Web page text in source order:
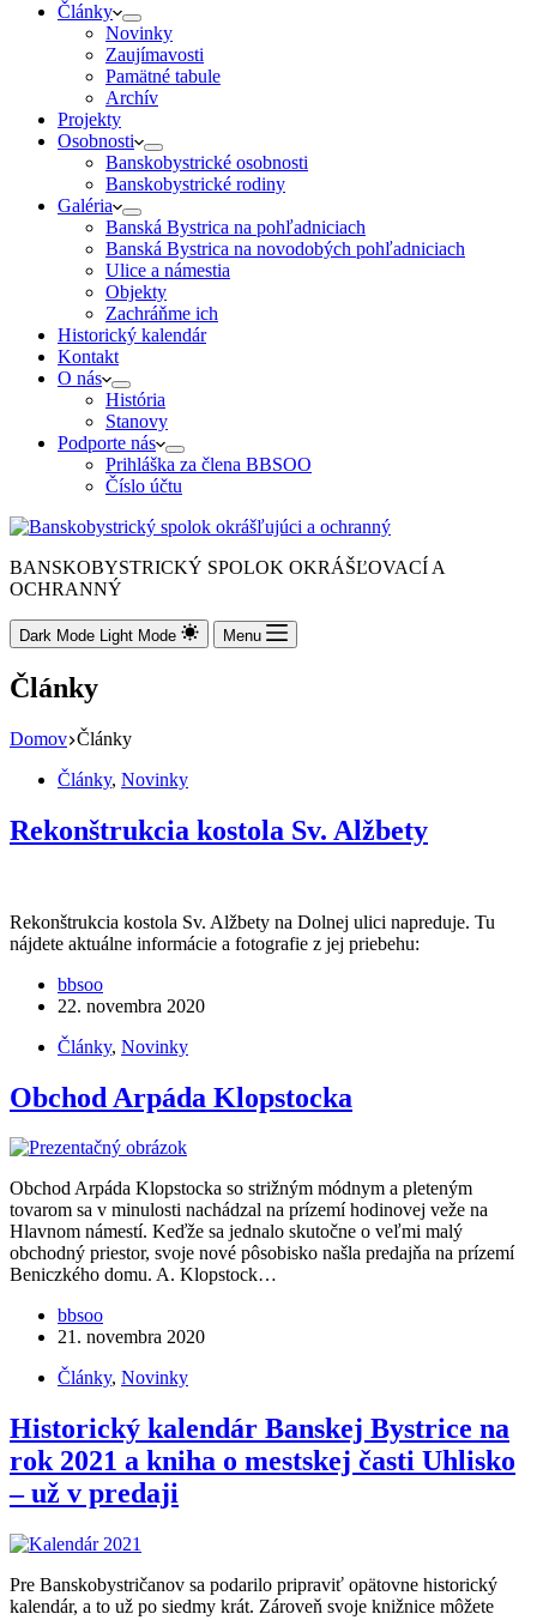
Články
Novinky
Zaujímavosti
Pamätné tabule
Archív
Projekty
Osobnosti
Banskobystrické osobnosti
Banskobystrické rodiny
Galéria
Banská Bystrica na pohľadniciach
Banská Bystrica na novodobých pohľadniciach
Ulice a námestia
Objekty
Zachráňme ich
Historický kalendár
Kontakt
O nás
História
Stanovy
Podporte nás
Prihláška za člena BBSOO
Číslo účtu
BANSKOBYSTRICKÝ SPOLOK OKRÁŠĽOVACÍ A
OCHRANNÝ
Dark Mode Light Mode Menu
Články
Domov Články
Články, Novinky
Rekonštrukcia kostola Sv. Alžbety
Rekonštrukcia kostola Sv. Alžbety na Dolnej ulici napreduje. Tu
nájdete aktuálne informácie a fotografie z jej priebehu:
bbsoo
22. novembra 2020
Články, Novinky
Obchod Arpáda Klopstocka
Obchod Arpáda Klopstocka so strižným módnym a pleteným
tovarom sa v minulosti nachádzal na prízemí hodinovej veže na
Hlavnom námestí. Keďže sa jednalo skutočne o veľmi malý
obchodný priestor, svoje nové pôsobisko našla predajňa na prízemí
Beniczkého domu. A. Klopstock…
bbsoo
21. novembra 2020
Články, Novinky
Historický kalendár Banskej Bystrice na
rok 2021 a kniha o mestskej časti Uhlisko
– už v predaji
Pre Banskobystričanov sa podarilo pripraviť opätovne historický
kalendár, a to už po siedmy krát. Zároveň svoje knižnice môžete